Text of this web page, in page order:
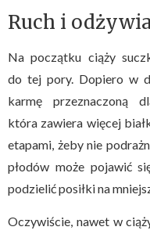
Ruch i
Na początku ciąży
do tej pory. Dopiero w
karmę przeznaczoną
która zawiera więcej
etapami, żeby nie
płodów może pojawić
podzielić posiłki na
Oczywiście, nawet w